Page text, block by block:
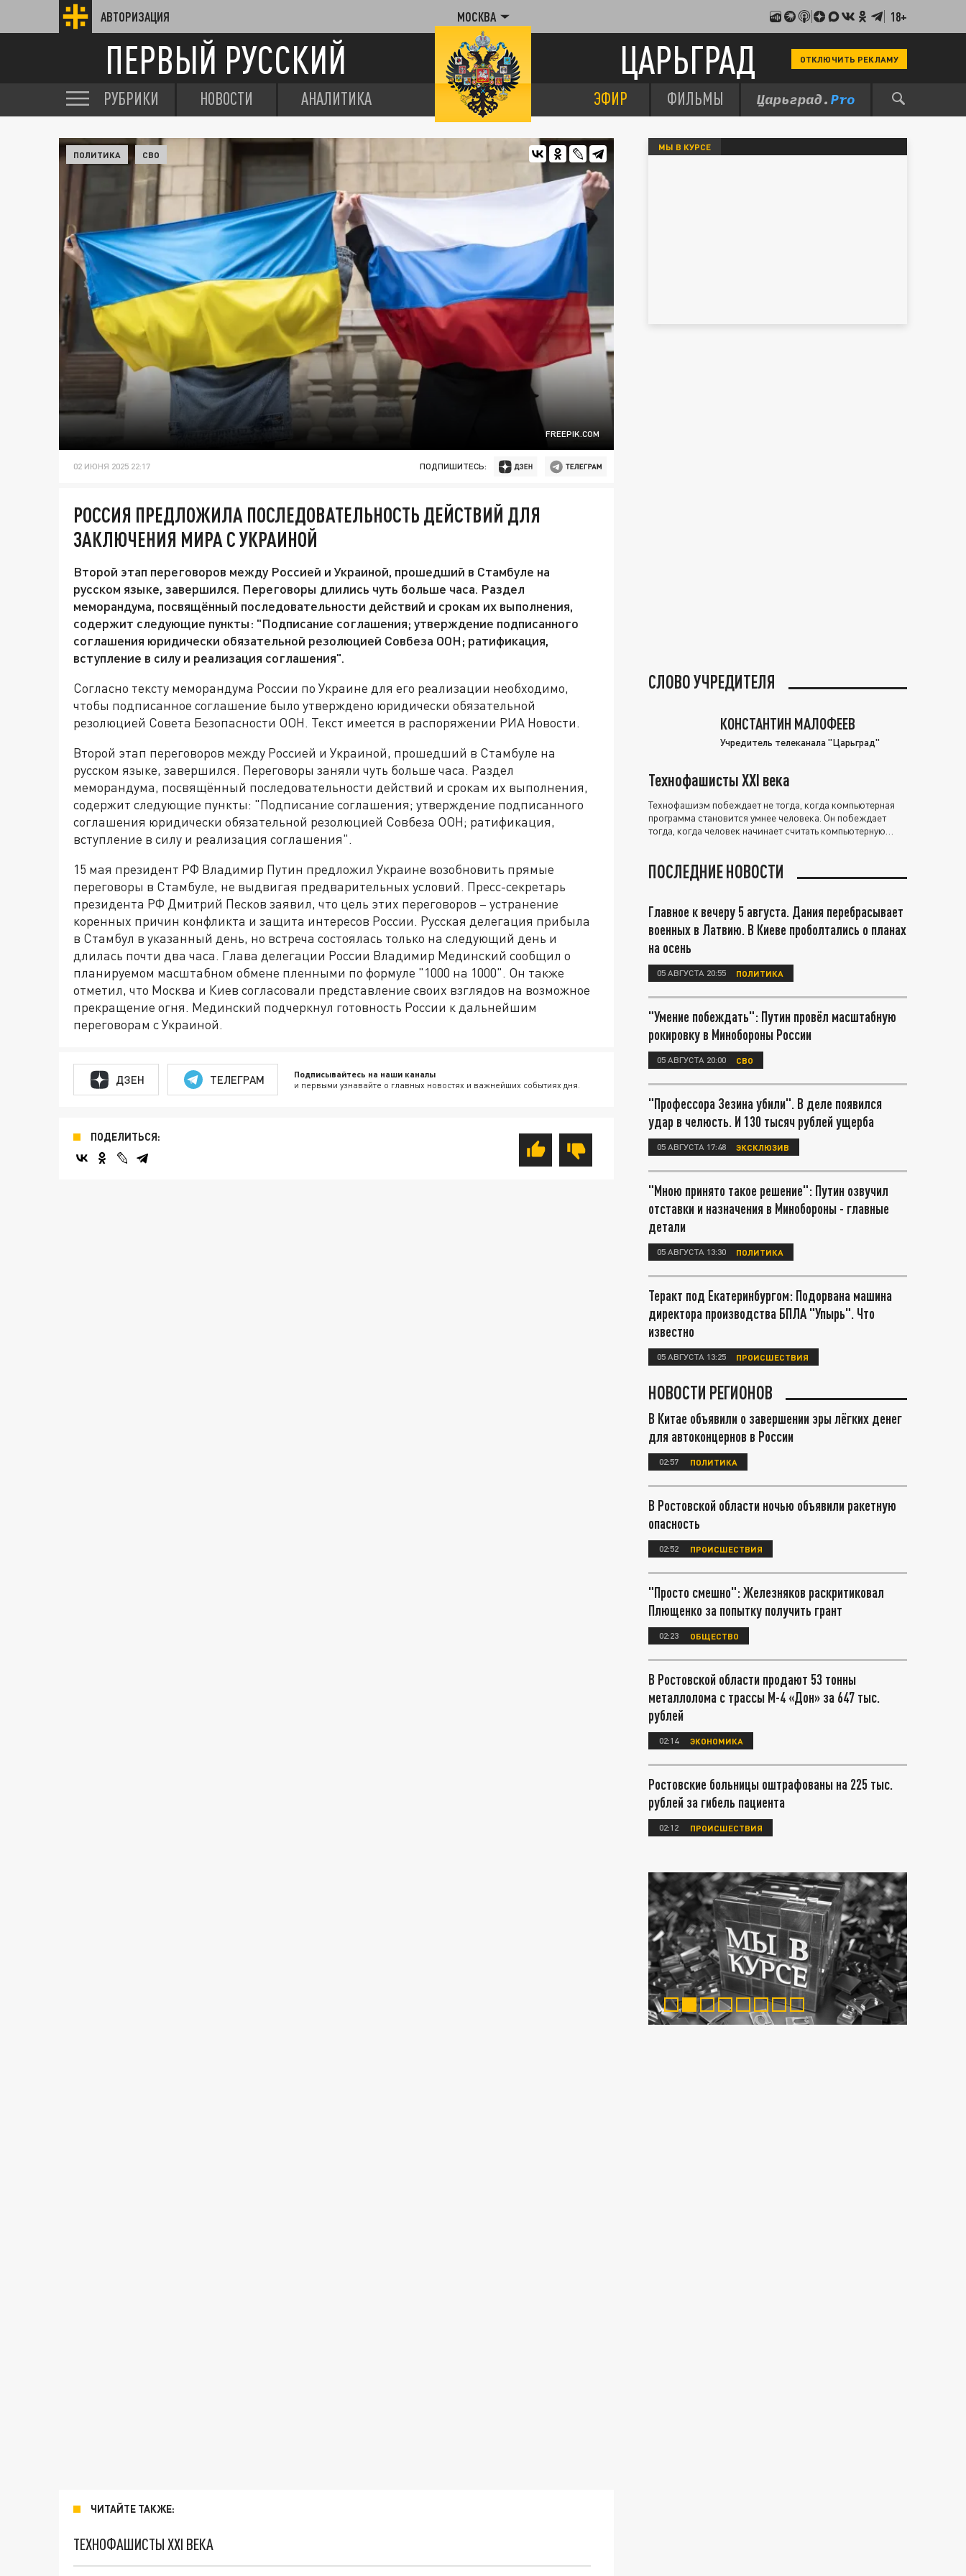
АВТОРИЗАЦИЯ МОСКВА 18+
ПЕРВЫЙ РУССКИЙ ЦАРЬГРАД ОТКЛЮЧИТЬ РЕКЛАМУ
РУБРИКИ НОВОСТИ АНАЛИТИКА ЭФИР ФИЛЬМЫ
FREEPIK.COM
ПОЛИТИКА СВО
02 ИЮНЯ 2025 22:17 ПОДПИШИТЕСЬ:
РОССИЯ ПРЕДЛОЖИЛА ПОСЛЕДОВАТЕЛЬНОСТЬ ДЕЙСТВИЙ ДЛЯ
ЗАКЛЮЧЕНИЯ МИРА С УКРАИНОЙ
Второй этап переговоров между Россией и Украиной, прошедший в Стамбуле на
русском языке, завершился. Переговоры длились чуть больше часа. Раздел
меморандума, посвящённый последовательности действий и срокам их выполнения,
содержит следующие пункты: "Подписание соглашения; утверждение подписанного
соглашения юридически обязательной резолюцией Совбеза ООН; ратификация,
вступление в силу и реализация соглашения".
Согласно тексту меморандума России по Украине для его реализации необходимо,
чтобы подписанное соглашение было утверждено юридически обязательной
резолюцией Совета Безопасности ООН. Текст имеется в распоряжении РИА Новости.
Второй этап переговоров между Россией и Украиной, прошедший в Стамбуле на
русском языке, завершился. Переговоры заняли чуть больше часа. Раздел
меморандума, посвящённый последовательности действий и срокам их выполнения,
содержит следующие пункты: "Подписание соглашения; утверждение подписанного
соглашения юридически обязательной резолюцией Совбеза ООН; ратификация,
вступление в силу и реализация соглашения".
15 мая президент РФ Владимир Путин предложил Украине возобновить прямые
переговоры в Стамбуле, не выдвигая предварительных условий. Пресс-секретарь
президента РФ Дмитрий Песков заявил, что цель этих переговоров – устранение
коренных причин конфликта и защита интересов России. Русская делегация прибыла
в Стамбул в указанный день, но встреча состоялась только на следующий день и
длилась почти два часа. Глава делегации России Владимир Мединский сообщил о
планируемом масштабном обмене пленными по формуле "1000 на 1000". Он также
отметил, что Москва и Киев согласовали представление своих взглядов на возможное
прекращение огня. Мединский подчеркнул готовность России к дальнейшим
переговорам с Украиной.
ДЗЕН ТЕЛЕГРАМ Подписывайтесь на наши каналы
и первыми узнавайте о главных новостях и важнейших событиях дня.
ПОДЕЛИТЬСЯ:
ЧИТАЙТЕ ТАКЖЕ:
ТЕХНОФАШИСТЫ XXI ВЕКА
МЫ В КУРСЕ
СЛОВО УЧРЕДИТЕЛЯ
КОНСТАНТИН МАЛОФЕЕВ
Учредитель телеканала "Царьград"
Технофашисты XXI века
Технофашизм побеждает не тогда, когда компьютерная
программа становится умнее человека. Он побеждает
тогда, когда человек начинает считать компьютерную
ПОСЛЕДНИЕ НОВОСТИ
Главное к вечеру 5 августа. Дания перебрасывает
военных в Латвию. В Киеве проболтались о планах
на осень
05 АВГУСТА 20:55 ПОЛИТИКА
"Умение побеждать": Путин провёл масштабную
рокировку в Минобороны России
05 АВГУСТА 20:00 СВО
"Профессора Зезина убили". В деле появился
удар в челюсть. И 130 тысяч рублей ущерба
05 АВГУСТА 17:48 ЭКСКЛЮЗИВ
"Мною принято такое решение": Путин озвучил
отставки и назначения в Минобороны - главные
детали
05 АВГУСТА 13:30 ПОЛИТИКА
Теракт под Екатеринбургом: Подорвана машина
директора производства БПЛА "Упырь". Что
известно
05 АВГУСТА 13:25 ПРОИСШЕСТВИЯ
НОВОСТИ РЕГИОНОВ
В Китае объявили о завершении эры лёгких денег
для автоконцернов в России
02:57 ПОЛИТИКА
В Ростовской области ночью объявили ракетную
опасность
02:52 ПРОИСШЕСТВИЯ
"Просто смешно": Железняков раскритиковал
Плющенко за попытку получить грант
02:23 ОБЩЕСТВО
В Ростовской области продают 53 тонны
металлолома с трассы М-4 «Дон» за 647 тыс.
рублей
02:14 ЭКОНОМИКА
Ростовские больницы оштрафованы на 225 тыс.
рублей за гибель пациента
02:12 ПРОИСШЕСТВИЯ